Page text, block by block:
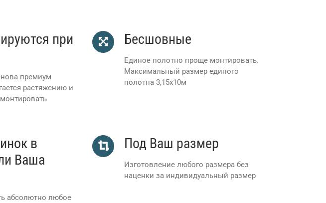
при
премиум
растяжению и
Бесшовные
Единое полотно проще монтировать.
Максимальный размер единого
полотна 3,15х10м
в
Ваша
абсолютно любое
Под Ваш размер
Изготовление любого размера без
наценки за индивидуальный размер